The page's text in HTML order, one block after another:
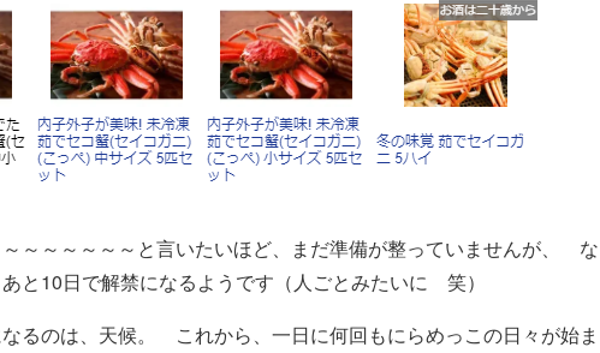
～～～～～～と言いたいほど、まだ準備が整っていませんが、 な
と10日で解禁になるようです（人ごとみたいに 笑）
るのは、天候。 これから、一日に何回もにらめっこの日々が始ま